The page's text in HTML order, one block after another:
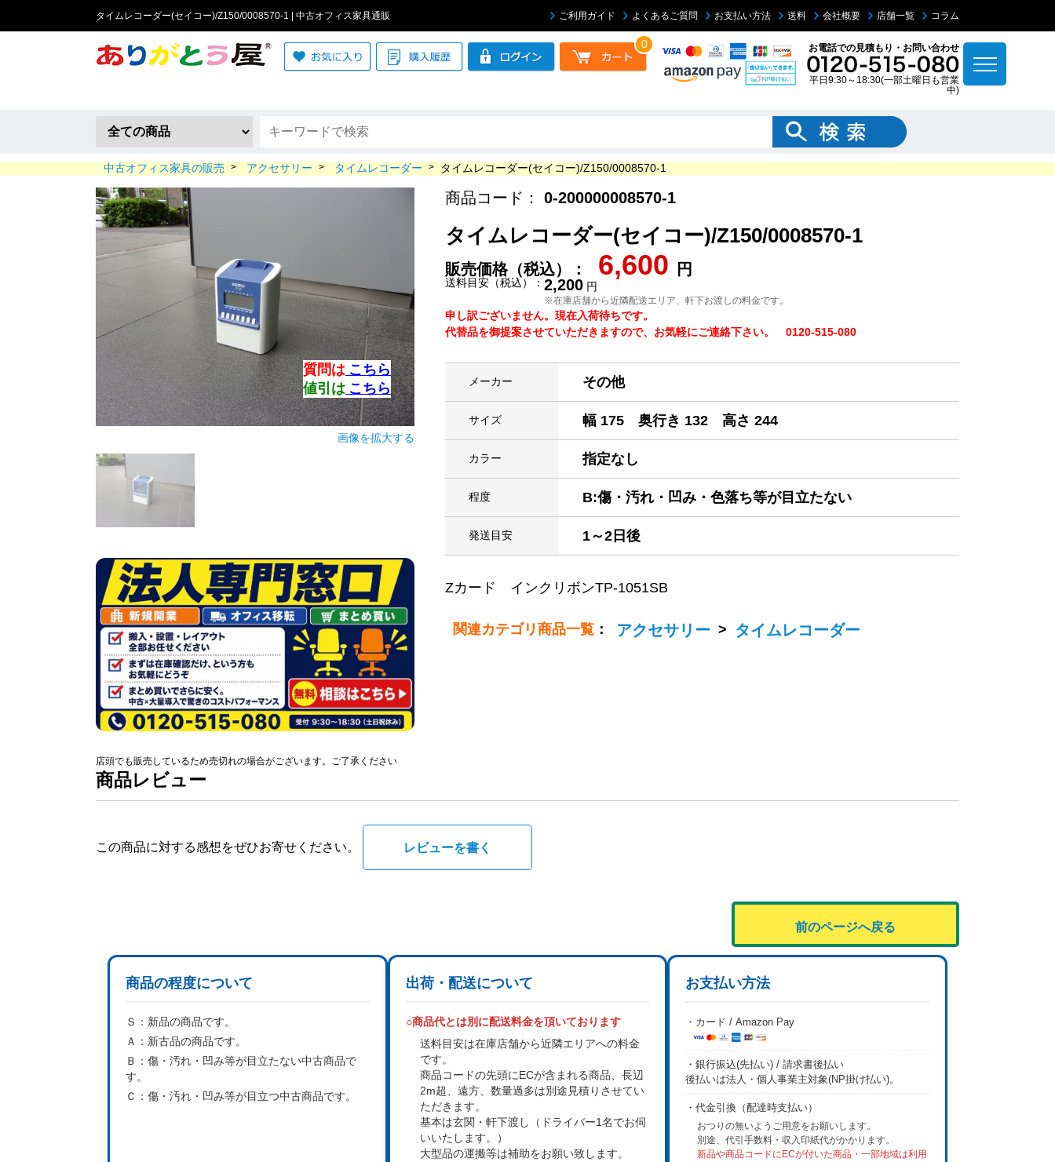
タイムレコーダー(セイコー)/Z150/0008570-1 | 中古オフィス家具通販 ご利用ガイド よくあるご質問 お支払い方法 送料 会社概要 店舗一覧 コラム
0 お電話での見積もり・お問い合わせ
平日9:30～18:30(一部土曜日も営業
中)
中古オフィス家具の販売 > アクセサリー > タイムレコーダー > タイムレコーダー(セイコー)/Z150/0008570-1
質問は こちら
値引は こちら
画像を拡大する
商品コード： 0-200000008570-1
タイムレコーダー(セイコー)/Z150/0008570-1
販売価格（税込）： 6,600 円
送料目安（税込）： 2,200 円
※在庫店舗から近隣配送エリア、軒下お渡しの料金です。
申し訳ございません。現在入荷待ちです。
代替品を御提案させていただきますので、お気軽にご連絡下さい。 0120-515-080
メーカー その他
サイズ 幅 175 奥行き 132 高さ 244
カラー 指定なし
程度 B:傷・汚れ・凹み・色落ち等が目立たない
発送目安 1～2日後
Zカード インクリボンTP-1051SB
関連カテゴリ商品一覧 ： アクセサリー > タイムレコーダー
店頭でも販売しているため売切れの場合がございます。ご了承ください
商品レビュー
この商品に対する感想をぜひお寄せください。 レビューを書く
前のページへ戻る
商品の程度について
Ｓ： 新品の商品です。
Ａ： 新古品の商品です。
Ｂ： 傷・汚れ・凹み等が目立たない中古商品で
す。
Ｃ： 傷・汚れ・凹み等が目立つ中古商品です。
出荷・配送について
○商品代とは別に配送料金を頂いております
送料目安は在庫店舗から近隣エリアへの料金
です。
商品コードの先頭にECが含まれる商品、長辺
2m超、遠方、数量過多は別途見積り させてい
ただきます。
基本は玄関・軒下渡し
（ドライバー1名でお伺
いいたします。）
大型品の運搬等は補助をお願い致します。
お支払い方法
・カード / Amazon Pay
・銀行振込(先払い) / 請求書後払い
後払いは法人・個人事業主対象(NP掛け払い)。
・代金引換（配達時支払い）
おつりの無いようご用意をお願いします。
別途、代引手数料・収入印紙代がかかります。
新品や商品コードにECが付いた商品・一部地域は利用